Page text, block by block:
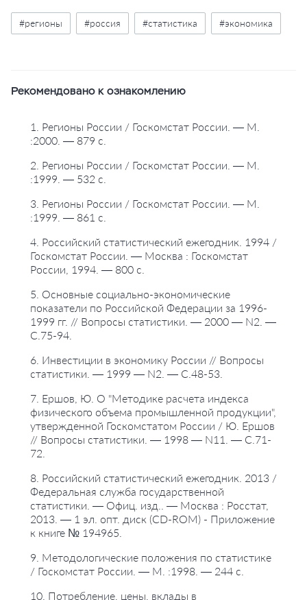
#регионы #россия #статистика #экономика
Рекомендовано к ознакомлению
1. Регионы России / Госкомстат России. — М.
:2000. — 879 с.
2. Регионы России / Госкомстат России. — М.
:1999. — 532 с.
3. Регионы России / Госкомстат России. — М.
:1999. — 861 с.
4. Российский статистический ежегодник. 1994 /
Госкомстат России. — Москва : Госкомстат
России, 1994. — 800 с.
5. Основные социально-экономические
показатели по Российской Федерации за 1996-
1999 гг. // Вопросы статистики. — 2000 — N2. —
С.75-94.
6. Инвестиции в экономику России // Вопросы
статистики. — 1999 — N2. — С.48-53.
7. Ершов, Ю. О "Методике расчета индекса
физического объема промышленной продукции",
утвержденной Госкомстатом России / Ю. Ершов
// Вопросы статистики. — 1998 — N11. — С.71-
72.
8. Российский статистический ежегодник. 2013 /
Федеральная служба государственной
статистики. — Офиц. изд.. — Москва : Росстат,
2013. — 1 эл. опт. диск (CD-ROM) - Приложение
к книге № 194965.
9. Методологические положения по статистике
/ Госкомстат России. — М. :1998. — 244 с.
10. Потребление, цены, вклады в